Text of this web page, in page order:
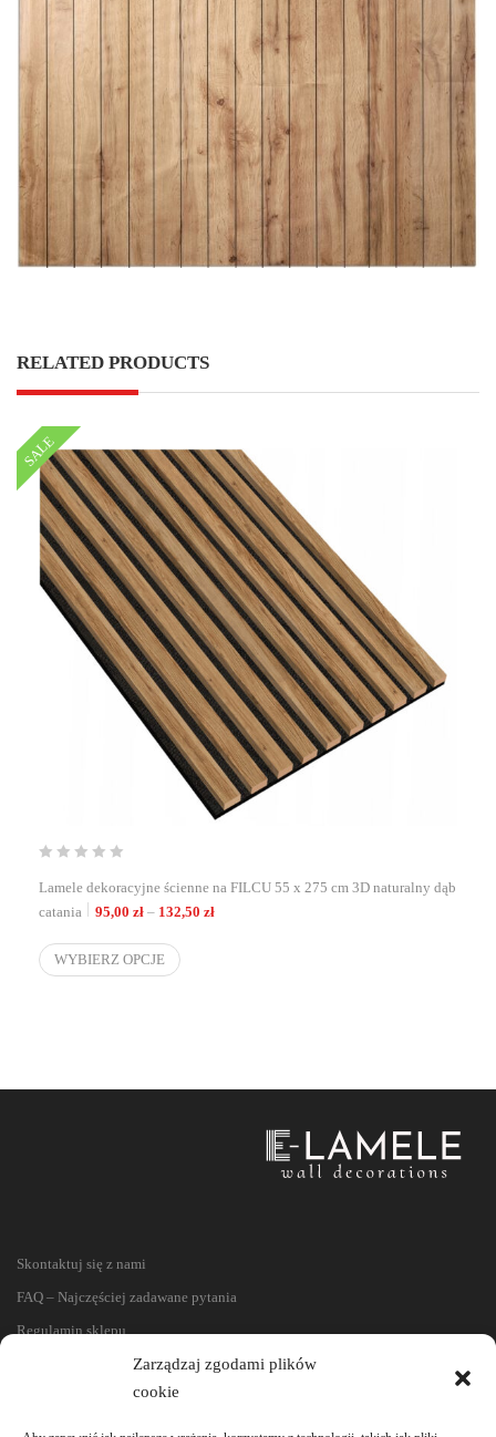
Zarządzaj zgodami plików
cookie
RELATED PRODUCTS
SALE
Lamele dekoracyjne ścienne na FILCU 55 x 275 cm 3D naturalny dąb
catania
95,00 zł – 132,50 złZakres cen: od 95,00 zł do 132,50 zł
WYBIERZ OPCJE
Skontaktuj się z nami
FAQ – Najczęściej zadawane pytania
Regulamin sklepu
Reklamacje i zwroty
Polityka prywatności